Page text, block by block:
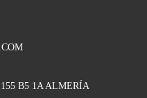
B5 1A ALMERÍA